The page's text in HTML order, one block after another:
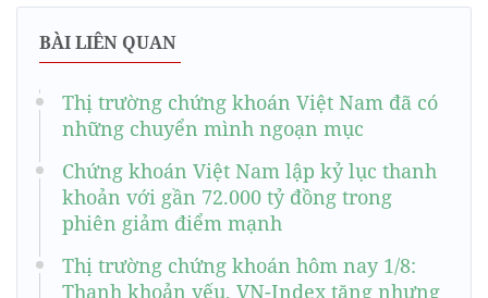
BÀI LIÊN QUAN
Thị trường chứng khoán Việt Nam đã có
những chuyển mình ngoạn mục
Chứng khoán Việt Nam lập kỷ lục thanh
khoản với gần 72.000 tỷ đồng trong
phiên giảm điểm mạnh
Thị trường chứng khoán hôm nay 1/8:
Thanh khoản yếu, VN-Index tăng nhưng